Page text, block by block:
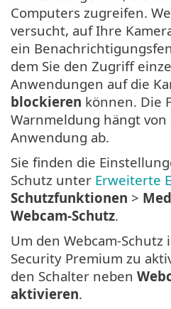
Computers zugreifen.
versucht, auf Ihre
ein
dem Sie den Zugriff
Anwendungen auf die
blockieren können. Die
Warnmeldung hängt
Anwendung ab.
Sie finden die
Schutz unter Erweiterte
Schutzfunktionen >
Webcam-Schutz.
Um den Webcam-Schutz
Security Premium zu
den Schalter neben
aktivieren.